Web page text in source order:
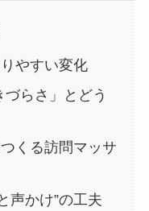
やすい変化
らさ」とどう
くる訪問マッサ
声かけ”の工夫